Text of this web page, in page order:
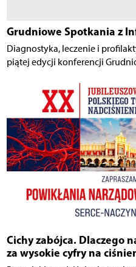
Grudniowe Spotkania z
Diagnostyka, leczenie i
piątej edycji konferencji
Cichy zabójca. Dlaczego
za wysokie cyfry na